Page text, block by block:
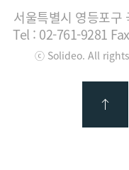
서울특별시 영등포구
Tel : 02-761-9281
ⓒ Solideo. All